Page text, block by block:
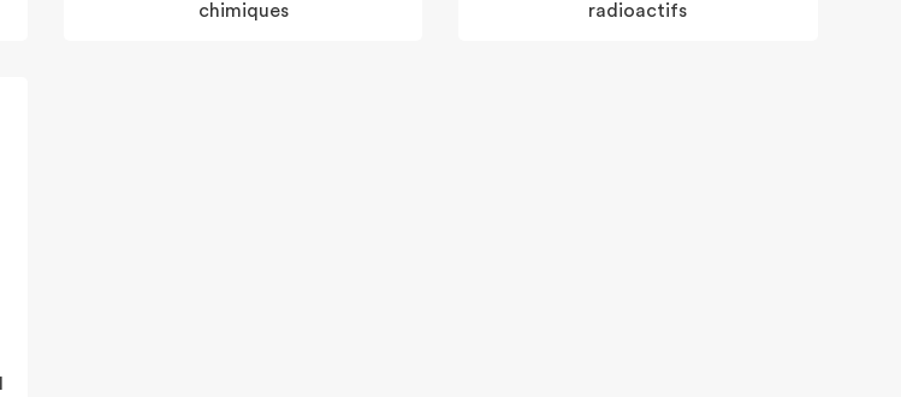
chimiques
radioactifs